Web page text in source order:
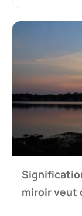
miroir veut